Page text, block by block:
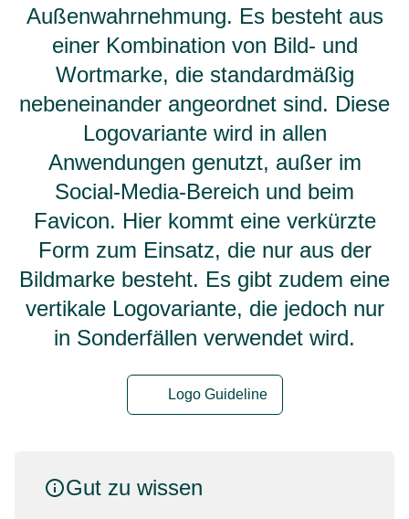
Außenwahrnehmung. Es besteht aus
einer Kombination von Bild- und
Wortmarke, die standardmäßig
nebeneinander angeordnet sind. Diese
Logovariante wird in allen
Anwendungen genutzt, außer im
Social-Media-Bereich und beim
Favicon. Hier kommt eine verkürzte
Form zum Einsatz, die nur aus der
Bildmarke besteht. Es gibt zudem eine
vertikale Logovariante, die jedoch nur
in Sonderfällen verwendet wird.
Logo Guideline
Gut zu wissen